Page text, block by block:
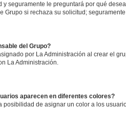
seguramente le preguntará por qué
Grupo si rechaza su solicitud;
del Grupo?
por La Administración al crear el
La Administración.
aparecen en diferentes colores?
posibilidad de asignar un color a los